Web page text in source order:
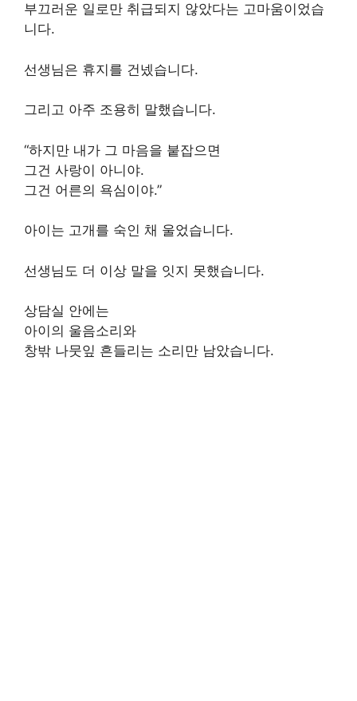
부끄러운 일로만 취급되지 않았다는 고마움이었습
니다.
선생님은 휴지를 건넸습니다.
그리고 아주 조용히 말했습니다.
“하지만 내가 그 마음을 붙잡으면
그건 사랑이 아니야.
그건 어른의 욕심이야.”
아이는 고개를 숙인 채 울었습니다.
선생님도 더 이상 말을 잇지 못했습니다.
상담실 안에는
아이의 울음소리와
창밖 나뭇잎 흔들리는 소리만 남았습니다.